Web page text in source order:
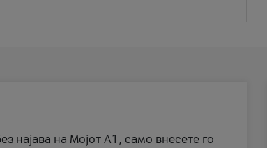
најава на Мојот А1, само внесете го